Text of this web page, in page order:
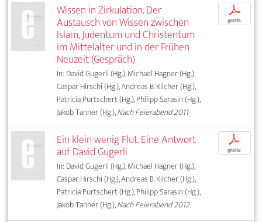
Wissen in Zirkulation. Der
Austausch von Wissen zwischen
Islam, Judentum und Christentum
im Mittelalter und in der Frühen
Neuzeit (Gespräch)
In: David Gugerli (Hg.), Michael Hagner (Hg.),
Caspar Hirschi (Hg.), Andreas B. Kilcher (Hg.),
Patricia Purtschert (Hg.), Philipp Sarasin (Hg.),
Jakob Tanner (Hg.),Nach Feierabend 2011
p
gratis
Ein klein wenig Flut. Eine Antwort
auf David Gugerli
In: David Gugerli (Hg.), Michael Hagner (Hg.),
Caspar Hirschi (Hg.), Andreas B. Kilcher (Hg.),
Patricia Purtschert (Hg.), Philipp Sarasin (Hg.),
Jakob Tanner (Hg.),Nach Feierabend 2012
p
gratis